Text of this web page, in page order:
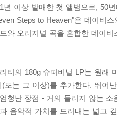
년 이상 발매한 첫 앨범으로, 50
Steps to Heaven"은 데이비
와 오리지널 곡을 혼합한 데이
티의 180g 슈퍼비닐 LP는 원래
(또는 그 이상)를 추가한다. 뛰어
청난 장점 - 거의 들리지 않는
음악적 가치를 드러내는 넓고